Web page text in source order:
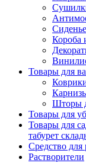
Короба
Товары для
Шторы
Товары для
Товары для
табурет
Средство для
Растворители